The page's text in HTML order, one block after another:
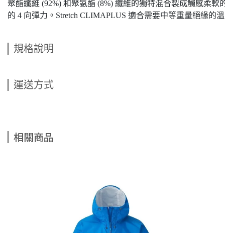
聚酯纖維 (92%) 和聚氨酯 (8%) 纖維的獨特混合製成觸感柔
的 4 向彈力。Stretch CLIMAPLUS 適合需要中等重量絕緣的
規格說明
運送方式
相關商品